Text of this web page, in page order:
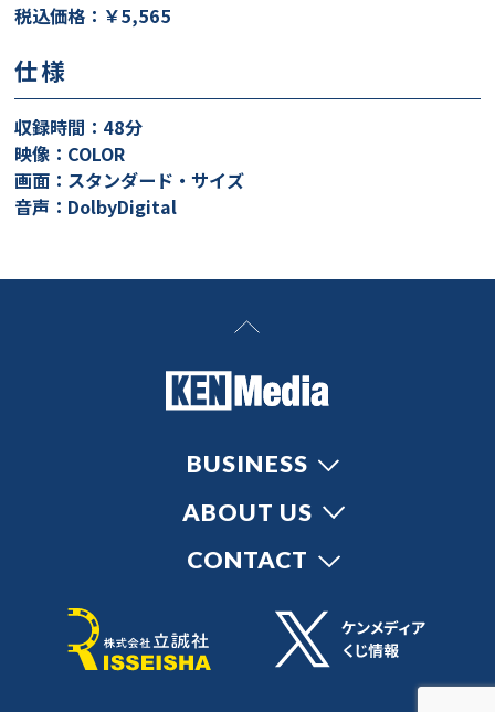
税込価格：￥5,565
仕様
収録時間：48分
映像：COLOR
画面：スタンダード・サイズ
音声：DolbyDigital
BUSINESS
ABOUT US
CONTACT